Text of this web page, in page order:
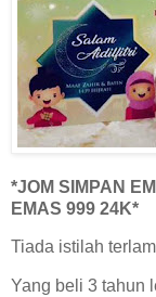
*JOM SIMPAN
EMAS 999 24K*
Tiada istilah
Yang beli 3 tahun